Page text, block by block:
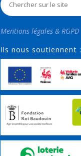
Mentions légales & RGPD
Ils nous soutiennent :